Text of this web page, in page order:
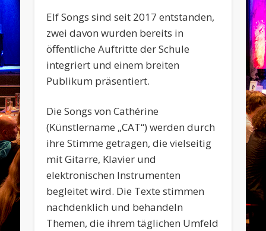
Elf Songs sind seit 2017 entstanden,
zwei davon wurden bereits in
öffentliche Auftritte der Schule
integriert und einem breiten
Publikum präsentiert.
Die Songs von Cathérine
(Künstlername „CAT“) werden durch
ihre Stimme getragen, die vielseitig
mit Gitarre, Klavier und
elektronischen Instrumenten
begleitet wird. Die Texte stimmen
nachdenklich und behandeln
Themen, die ihrem täglichen Umfeld